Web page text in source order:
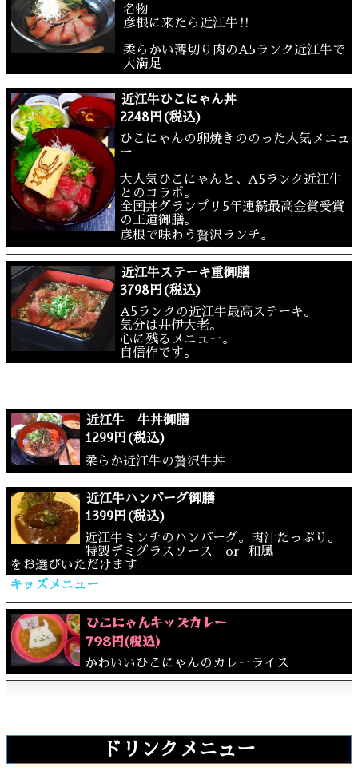
名物
彦根に来たら近江牛‼
柔らかい薄切り肉のA5ランク近江牛で
大満足
近江牛ひこにゃん丼
2248円(税込)
ひこにゃんの卵焼きののった人気メニュ
ー
大人気ひこにゃんと、A5ランク近江牛
とのコラボ。
全国丼グランプリ5年連続最高金賞受賞
の王道御膳。
彦根で味わう贅沢ランチ。
近江牛ステーキ重御膳
3798円(税込)
A5ランクの近江牛最高ステーキ。
気分は井伊大老。
心に残るメニュー。
自信作です。
近江牛 牛丼御膳
1299円(税込)
柔らか近江牛の贅沢牛丼
近江牛ハンバーグ御膳
1399円(税込)
近江牛ミンチのハンバーグ。肉汁たっぷり。
特製デミグラスソース or 和風
をお選びいただけます
キッズメニュー
ひこにゃんキッズカレー
798円(税込)
かわいいひこにゃんのカレーライス
ドリンクメニュー